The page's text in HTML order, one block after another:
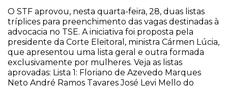
O STF aprovou, nesta quarta-feira, 28, duas listas
tríplices para preenchimento das vagas destinadas à
advocacia no TSE. A iniciativa foi proposta pela
presidente da Corte Eleitoral, ministra Cármen Lúcia,
que apresentou uma lista geral e outra formada
exclusivamente por mulheres. Veja as listas
aprovadas: Lista 1: Floriano de Azevedo Marques
Neto André Ramos Tavares José Levi Mello do